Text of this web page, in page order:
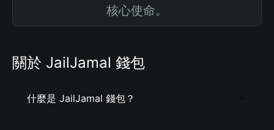
核心使命。
關於 JailJamal 錢包
什麼是 JailJamal 錢包？